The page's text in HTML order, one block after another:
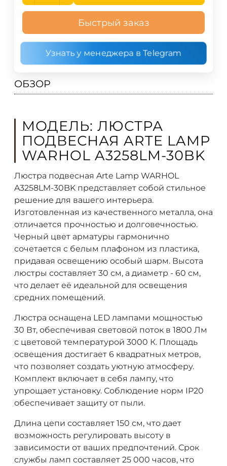
Быстрый заказ
Узнать у менеджера в Telegram
ОБЗОР
МОДЕЛЬ: ЛЮСТРА
ПОДВЕСНАЯ ARTE LAMP
WARHOL A3258LM-30BK
Люстра подвесная Arte Lamp WARHOL
A3258LM-30BK представляет собой стильное
решение для вашего интерьера.
Изготовленная из качественного металла, она
отличается прочностью и долговечностью.
Черный цвет арматуры гармонично
сочетается с белым плафоном из пластика,
придавая освещению особый шарм. Высота
люстры составляет 30 см, а диаметр - 60 см,
что делает её идеальной для освещения
средних помещений.
Люстра оснащена LED лампами мощностью
30 Вт, обеспечивая световой поток в 1800 Лм
с цветовой температурой 3000 К. Площадь
освещения достигает 6 квадратных метров,
что позволяет создать уютную атмосферу.
Комплект включает в себя лампу, что
упрощает установку. Соблюдение норм IP20
обеспечивает защиту от пыли.
Длина цепи составляет 150 см, что дает
возможность регулировать высоту в
зависимости от ваших предпочтений. Срок
службы ламп составляет 25 000 часов, что